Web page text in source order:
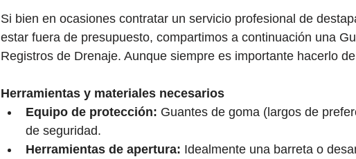
Si bien en ocasiones contratar un servicio profesional de
estar fuera de presupuesto, compartimos a continuación una
Registros de Drenaje. Aunque siempre es importante hacerlo
Herramientas y materiales necesarios
Equipo de protección: Guantes de goma (largos de
de seguridad.
Herramientas de apertura: Idealmente una barreta o